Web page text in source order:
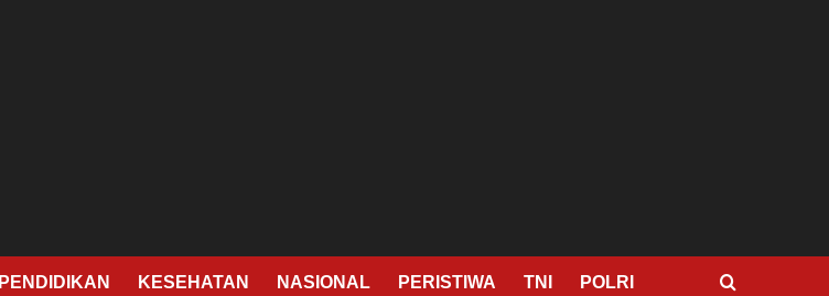
PENDIDIKAN KESEHATAN NASIONAL PERISTIWA TNI POLRI